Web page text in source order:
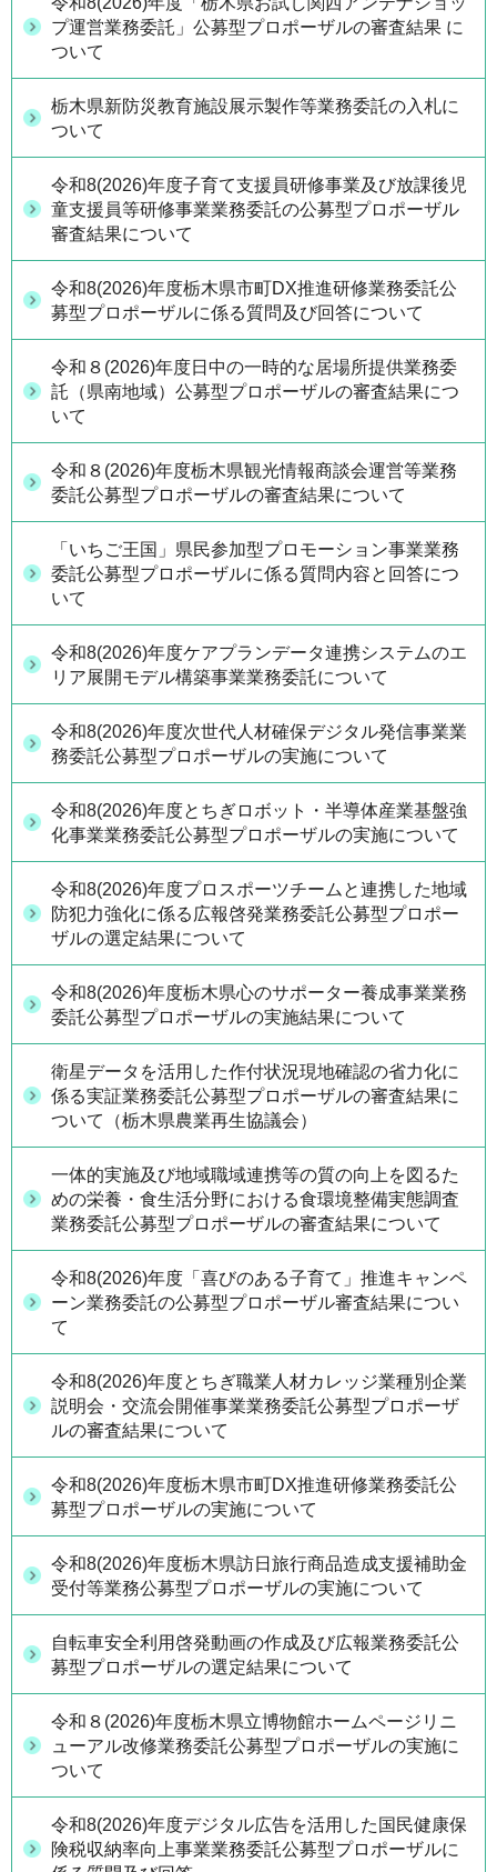
プ運営業務委託」公募型プロポーザルの審査結果 に
ついて
栃木県新防災教育施設展示製作等業務委託の入札に
ついて
令和8(2026)年度子育て支援員研修事業及び放課後児
童支援員等研修事業業務委託の公募型プロポーザル
審査結果について
令和8(2026)年度栃木県市町DX推進研修業務委託公
募型プロポーザルに係る質問及び回答について
令和８(2026)年度日中の一時的な居場所提供業務委
託（県南地域）公募型プロポーザルの審査結果につ
いて
令和８(2026)年度栃木県観光情報商談会運営等業務
委託公募型プロポーザルの審査結果について
「いちご王国」県民参加型プロモーション事業業務
委託公募型プロポーザルに係る質問内容と回答につ
いて
令和8(2026)年度ケアプランデータ連携システムのエ
リア展開モデル構築事業業務委託について
令和8(2026)年度次世代人材確保デジタル発信事業業
務委託公募型プロポーザルの実施について
令和8(2026)年度とちぎロボット・半導体産業基盤強
化事業業務委託公募型プロポーザルの実施について
令和8(2026)年度プロスポーツチームと連携した地域
防犯力強化に係る広報啓発業務委託公募型プロポー
ザルの選定結果について
令和8(2026)年度栃木県心のサポーター養成事業業務
委託公募型プロポーザルの実施結果について
衛星データを活用した作付状況現地確認の省力化に
係る実証業務委託公募型プロポーザルの審査結果に
ついて（栃木県農業再生協議会）
一体的実施及び地域職域連携等の質の向上を図るた
めの栄養・食生活分野における食環境整備実態調査
業務委託公募型プロポーザルの審査結果について
令和8(2026)年度「喜びのある子育て」推進キャンペ
ーン業務委託の公募型プロポーザル審査結果につい
て
令和8(2026)年度とちぎ職業人材カレッジ業種別企業
説明会・交流会開催事業業務委託公募型プロポーザ
ルの審査結果について
令和8(2026)年度栃木県市町DX推進研修業務委託公
募型プロポーザルの実施について
令和8(2026)年度栃木県訪日旅行商品造成支援補助金
受付等業務公募型プロポーザルの実施について
自転車安全利用啓発動画の作成及び広報業務委託公
募型プロポーザルの選定結果について
令和８(2026)年度栃木県立博物館ホームページリニ
ューアル改修業務委託公募型プロポーザルの実施に
ついて
令和8(2026)年度デジタル広告を活用した国民健康保
険税収納率向上事業業務委託公募型プロポーザルに